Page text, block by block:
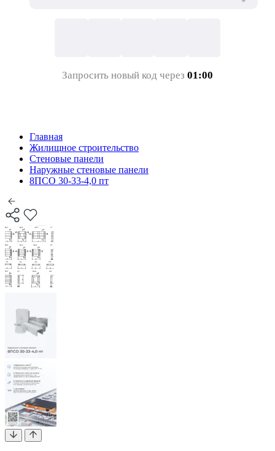
Запросить новый код через 01:00
Главная
Жилищное строительство
Стеновые панели
Наружные стеновые панели
8ПСО 30-33-4,0 пт